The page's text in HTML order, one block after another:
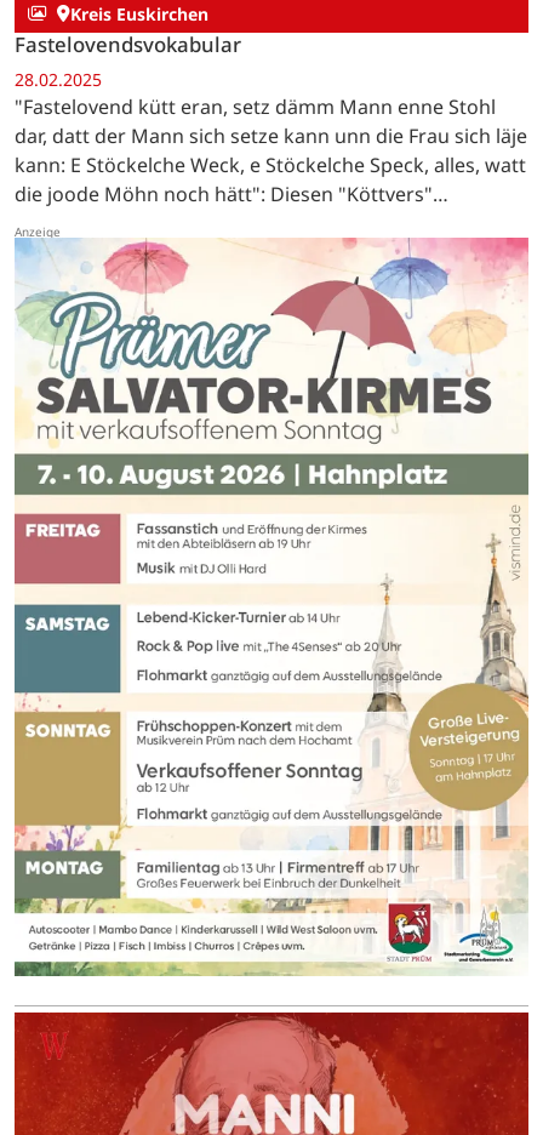
Kreis Euskirchen
Fastelovendsvokabular
28.02.2025
"Fastelovend kütt eran, setz dämm Mann enne Stohl
dar, datt der Mann sich setze kann unn die Frau sich läje
kann: E Stöckelche Weck, e Stöckelche Speck, alles, watt
die joode Möhn noch hätt": Diesen "Köttvers"
(Bettellied) sangen die "Pänz" von Bleibuir auf…